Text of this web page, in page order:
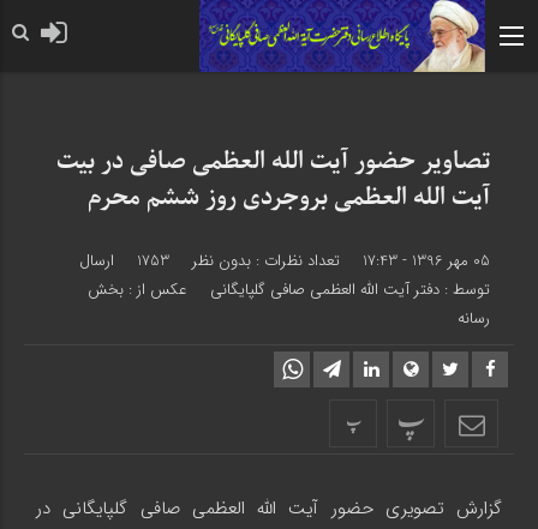
تصاویر حضور آيت الله العظمی صافی در بیت
آيت الله العظمی بروجردی روز ششم محرم
05 مهر 1396 - 17:43 تعداد نظرات : بدون نظر
ارسال
توسط : دفتر آیت الله العظمی صافی گلپایگانی
عکس از : بخش
رسانه
پ پ
گزارش تصویری حضور آيت الله العظمی صافی گلپایگانی در